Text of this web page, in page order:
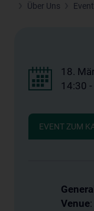
Über Uns
18.
14:30
EVENT ZUM
Venue